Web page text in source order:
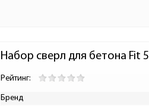
Набор сверл для бетона Fit
Рейтинг:
Бренд